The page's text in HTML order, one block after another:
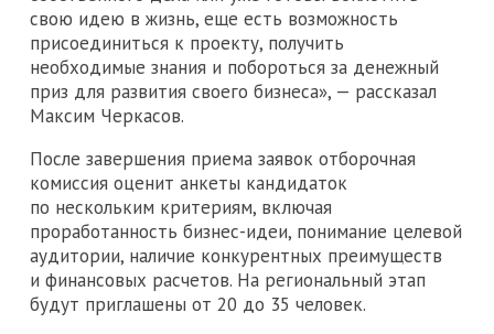
свою идею в жизнь, еще есть возможность
присоединиться к проекту, получить
необходимые знания и побороться за денежный
приз для развития своего бизнеса», — рассказал
Максим Черкасов.
После завершения приема заявок отборочная
комиссия оценит анкеты кандидаток
по нескольким критериям, включая
проработанность бизнес-идеи, понимание целевой
аудитории, наличие конкурентных преимуществ
и финансовых расчетов. На региональный этап
будут приглашены от 20 до 35 человек.